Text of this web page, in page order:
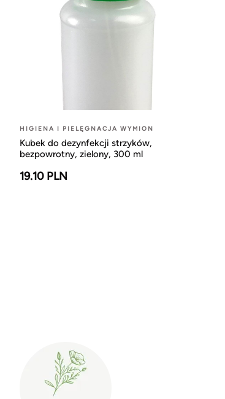
HIGIENA I PIELĘGNACJA WYMION
Kubek do dezynfekcji strzyków,
bezpowrotny, zielony, 300 ml
19.10 PLN